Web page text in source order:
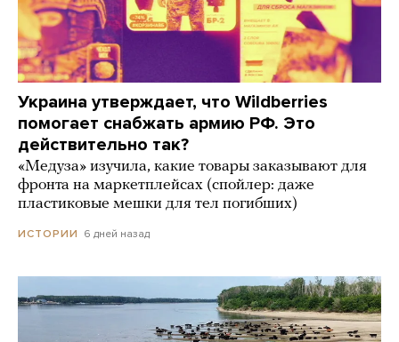
Украина утверждает, что Wildberries
помогает снабжать армию РФ. Это
действительно так?
«Медуза» изучила, какие товары заказывают для
фронта на маркетплейсах (спойлер: даже
пластиковые мешки для тел погибших)
ИСТОРИИ 6 дней назад